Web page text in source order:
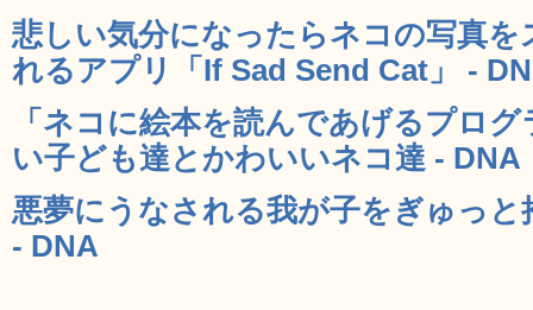
悲しい気分になったらネコの写真
れるアプリ「If Sad Send Cat」 -
「ネコに絵本を読んであげるプロ
い子ども達とかわいいネコ達 - DNA
悪夢にうなされる我が子をぎゅっ
- DNA